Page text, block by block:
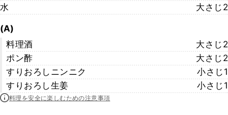
水
大さじ2
(A)
料理酒
大さじ2
ポン酢
大さじ2
すりおろしニンニク
小さじ1
すりおろし生姜
小さじ1
料理を安全に楽しむための注意事項